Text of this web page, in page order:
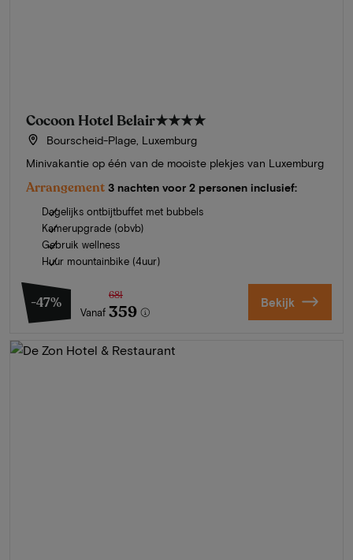
Cocoon Hotel Belair★★★★
Bourscheid-Plage, Luxemburg
Minivakantie op één van de mooiste plekjes van Luxemburg
Arrangement 3 nachten voor 2 personen inclusief:
Dagelijks ontbijtbuffet met bubbels
Kamerupgrade (obvb)
Gebruik wellness
Huur mountainbike (4uur)
-47%
Vanaf
681
359 Bekijk